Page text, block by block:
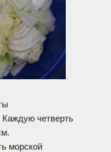
Каждую четверть
морской